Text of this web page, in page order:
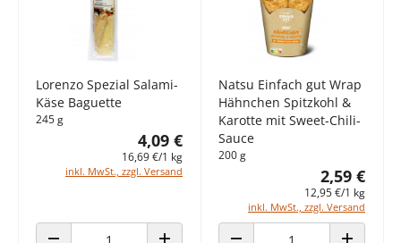
Lorenzo Spezial Salami-
Käse Baguette
245 g
4,09 €
16,69 €/1 kg
inkl. MwSt., zzgl. Versand
Natsu Einfach gut Wrap
Hähnchen Spitzkohl &
Karotte mit Sweet-Chili-
Sauce
200 g
2,59 €
12,95 €/1 kg
inkl. MwSt., zzgl. Versand